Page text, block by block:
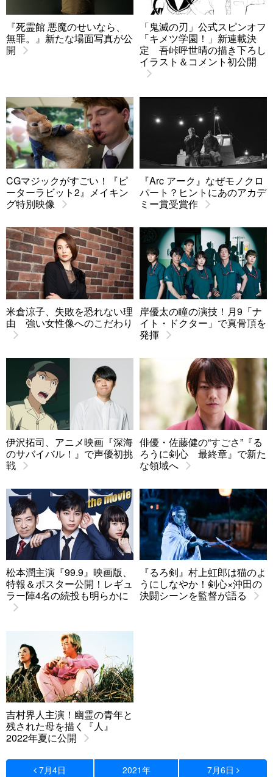
『死霊館 悪魔のせいなら、
無罪。』新たな場面写真が公
開
「鬼滅の刃」公式スピンオフ
「キメツ学園！」新連載決
定 吾峠呼世晴の描き下ろし
イラスト＆コメント初公開
CGマジックがすごい！『ピ
ーターラビット2』メイキン
グ特別映像
『Arc アーク』なぜモノクロ
パート？ヒントにあのアカデ
ミー賞受賞作
米倉涼子、失敗を恐れない理
由 強い女性像へのこだわり
岸優太の瞳の演技！月9「ナ
イト・ドクター」で真骨頂を
発揮
伊沢拓司、アニメ映画『深海
のサバイバル！』で声優初挑
戦
俳優・佐藤健の“すごさ”『る
ろうに剣心 最終章』で新た
な領域へ
松本潤主演『99.9』映画版、
特報＆ポスター公開！レギュ
ラー陣4名の続投も明らかに
『るろ剣』村上虹郎は猫のよ
うにしなやか！剣心×沖田の
決闘シーンを監督が語る
吉村界人主演！幽霊の青年と
残された母を描く『人』
2022年夏に公開
7月4日 2021年 7月6日